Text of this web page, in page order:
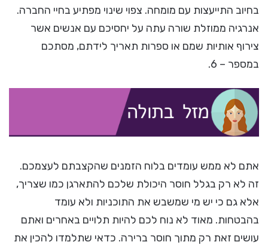
בחיוב התייעצות עם מומחה. צפוי שינוי מפתיע בחיי החברה.
אנרגיה ממוזלת שורה עתה על יחסיכם עם אנשים אשר
צירוף אותיות שמם או ספרות תאריך לידתם, מסתכם
במספר – 6.
אתם לא ממש עומדים בלוח הזמנים שהקצבתם לעצמכם.
זה לא רק בגלל חוסר היכולת שלכם להתארגן כמו שצריך,
אלא גם כי יש מי שמשבש את התוכניות ולא עומד
בהבטחות. מאוד לא נוח לכם להיות תלויים באחרים ואתם
עושים זאת רק מתוך חוסר ברירה. כדאי שתלמדו להכין את